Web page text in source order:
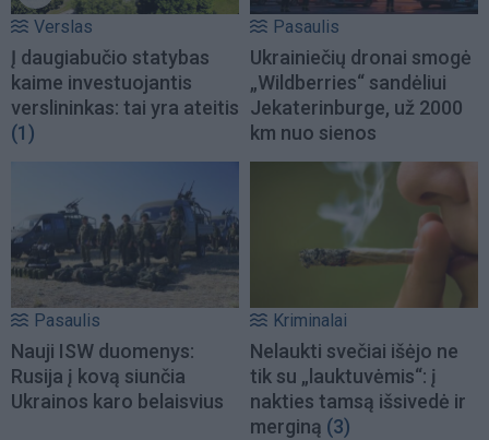
Verslas
Į daugiabučio statybas
kaime investuojantis
verslininkas: tai yra ateitis
(1)
Pasaulis
Ukrainiečių dronai smogė
„Wildberries“ sandėliui
Jekaterinburge, už 2000
km nuo sienos
Pasaulis
Nauji ISW duomenys:
Rusija į kovą siunčia
Ukrainos karo belaisvius
Kriminalai
Nelaukti svečiai išėjo ne
tik su „lauktuvėmis“: į
nakties tamsą išsivedė ir
merginą (3)